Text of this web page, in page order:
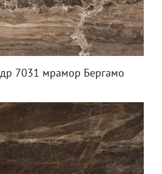
7031 мрамор Бергамо